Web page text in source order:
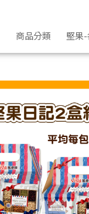
商品分類 堅果